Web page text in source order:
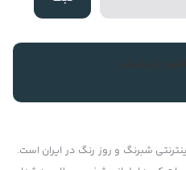
طبیعی و زیبایی دارد و
این پروتزها، با توجه به نوع
طبیعی موهای خود آنها، در مراکز
مو روی سر: مسلما کاشت
موجود، مطمئن تر است و فرد برای
شبرنگ و روز رنگ در ایران است.